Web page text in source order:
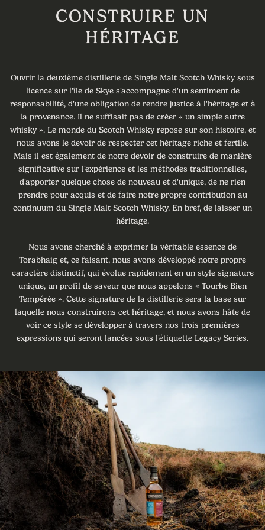
CONSTRUIRE UN
HÉRITAGE
Ouvrir la deuxième distillerie de Single Malt Scotch Whisky sous
licence sur l'île de Skye s'accompagne d'un sentiment de
responsabilité, d'une obligation de rendre justice à l'héritage et à
la provenance. Il ne suffisait pas de créer « un simple autre
whisky ». Le monde du Scotch Whisky repose sur son histoire, et
nous avons le devoir de respecter cet héritage riche et fertile.
Mais il est également de notre devoir de construire de manière
significative sur l'expérience et les méthodes traditionnelles,
d'apporter quelque chose de nouveau et d'unique, de ne rien
prendre pour acquis et de faire notre propre contribution au
continuum du Single Malt Scotch Whisky. En bref, de laisser un
héritage.
Nous avons cherché à exprimer la véritable essence de
Torabhaig et, ce faisant, nous avons développé notre propre
caractère distinctif, qui évolue rapidement en un style signature
unique, un profil de saveur que nous appelons « Tourbe Bien
Tempérée ». Cette signature de la distillerie sera la base sur
laquelle nous construirons cet héritage, et nous avons hâte de
voir ce style se développer à travers nos trois premières
expressions qui seront lancées sous l'étiquette Legacy Series.